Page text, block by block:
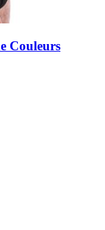
Couleurs